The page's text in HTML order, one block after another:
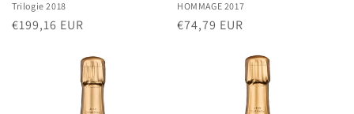
Trilogie 2018
Normaler
€199,16 EUR
HOMMAGE 2017
Normaler
€74,79 EUR